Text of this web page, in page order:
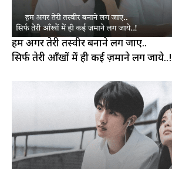
हम अगर तेरी तस्वीर बनाने लग जाए..
सिर्फ तेरी आँखों में ही कई ज़माने लग जाये..!